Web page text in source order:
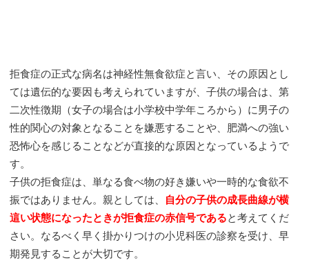
拒食症の正式な病名は神経性無食欲症と言い、その原因とし
ては遺伝的な要因も考えられていますが、子供の場合は、第
二次性徴期（女子の場合は小学校中学年ころから）に男子の
性的関心の対象となることを嫌悪することや、肥満への強い
恐怖心を感じることなどが直接的な原因となっているようで
す。
子供の拒食症は、単なる食べ物の好き嫌いや一時的な食欲不
振ではありません。親としては、 自分の子供の成長曲線が横
這い状態になったときが拒食症の赤信号であると考えてくだ
さい。なるべく早く掛かりつけの小児科医の診察を受け、早
期発見することが大切です。